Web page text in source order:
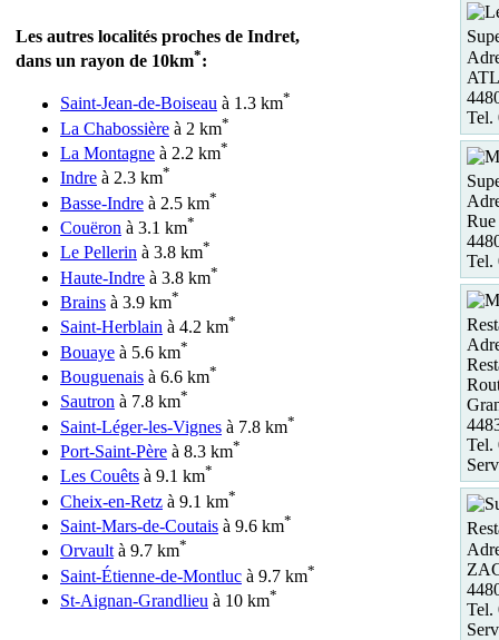
Les autres localités proches de Indret,
dans un rayon de 10km*:
Saint-Jean-de-Boiseau à 1.3 km*
La Chabossière à 2 km*
La Montagne à 2.2 km*
Indre à 2.3 km*
Basse-Indre à 2.5 km*
Couëron à 3.1 km*
Le Pellerin à 3.8 km*
Haute-Indre à 3.8 km*
Brains à 3.9 km*
Saint-Herblain à 4.2 km*
Bouaye à 5.6 km*
Bouguenais à 6.6 km*
Sautron à 7.8 km*
Saint-Léger-les-Vignes à 7.8 km*
Port-Saint-Père à 8.3 km*
Les Couêts à 9.1 km*
Cheix-en-Retz à 9.1 km*
Saint-Mars-de-Coutais à 9.6 km*
Orvaultà 9.7 km*
Saint-Étienne-de-Montluc à 9.7 km*
St-Aignan-Grandlieu à 10 km*
Tel.
Tel.
Tel.
Tel.